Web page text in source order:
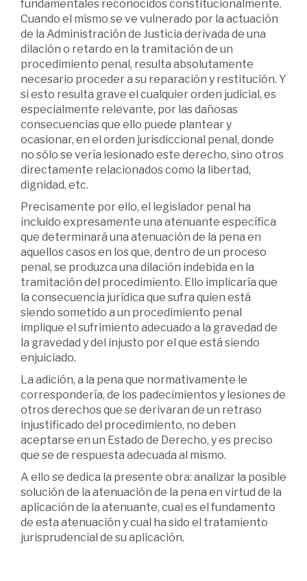
fundamentales reconocidos constitucionalmente.
Cuando el mismo se ve vulnerado por la actuación
de la Administración de Justicia derivada de una
dilación o retardo en la tramitación de un
procedimiento penal, resulta absolutamente
necesario proceder a su reparación y restitución. Y
si esto resulta grave el cualquier orden judicial, es
especialmente relevante, por las dañosas
consecuencias que ello puede plantear y
ocasionar, en el orden jurisdiccional penal, donde
no sólo se vería lesionado este derecho, sino otros
directamente relacionados como la libertad,
dignidad, etc.
Precisamente por ello, el legislador penal ha
incluido expresamente una atenuante específica
que determinará una atenuación de la pena en
aquellos casos en los que, dentro de un proceso
penal, se produzca una dilación indebida en la
tramitación del procedimiento. Ello implicaría que
la consecuencia jurídica que sufra quien está
siendo sometido a un procedimiento penal
implique el sufrimiento adecuado a la gravedad de
la gravedad y del injusto por el que está siendo
enjuiciado.
La adición, a la pena que normativamente le
correspondería, de los padecimientos y lesiones de
otros derechos que se derivaran de un retraso
injustificado del procedimiento, no deben
aceptarse en un Estado de Derecho, y es preciso
que se de respuesta adecuada al mismo.
A ello se dedica la presente obra: analizar la posible
solución de la atenuación de la pena en virtud de la
aplicación de la atenuante, cual es el fundamento
de esta atenuación y cual ha sido el tratamiento
jurisprudencial de su aplicación.